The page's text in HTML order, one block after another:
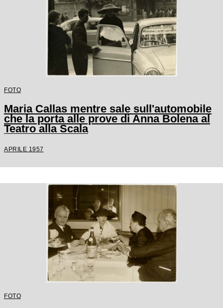
FOTO
Maria Callas mentre sale sull'automobile
che la porta alle prove di Anna Bolena al
Teatro alla Scala
APRILE 1957
FOTO